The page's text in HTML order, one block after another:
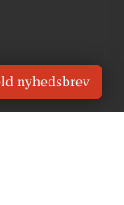
nyhedsbrev